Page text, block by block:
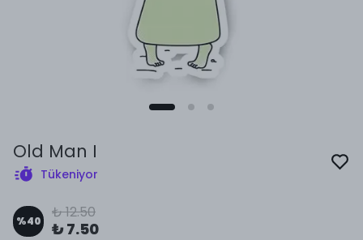
Old Man I
Tükeniyor
%40 ₺ 12.50
₺ 7.50